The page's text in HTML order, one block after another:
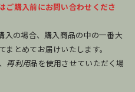
ご購入前にお問い合わせくださ
入の場合、購入商品の中の一番大
とめてお届けいたします。
再利用品を使用させていただく場